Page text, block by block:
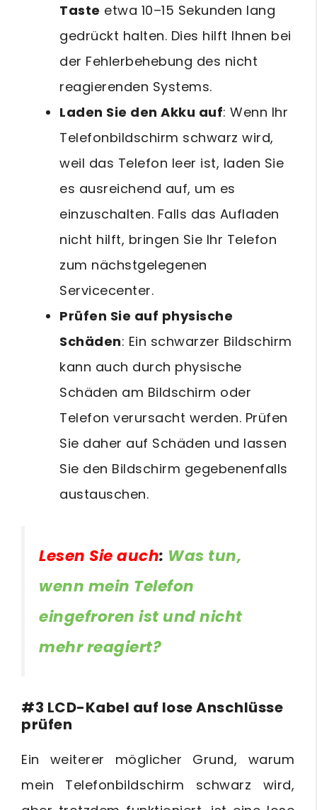
Taste etwa 10–15 Sekunden lang
gedrückt halten. Dies hilft Ihnen bei
der Fehlerbehebung des nicht
reagierenden Systems.
Laden Sie den Akku auf: Wenn Ihr
Telefonbildschirm schwarz wird,
weil das Telefon leer ist, laden Sie
es ausreichend auf, um es
einzuschalten. Falls das Aufladen
nicht hilft, bringen Sie Ihr Telefon
zum nächstgelegenen
Servicecenter.
Prüfen Sie auf physische
Schäden: Ein schwarzer Bildschirm
kann auch durch physische
Schäden am Bildschirm oder
Telefon verursacht werden. Prüfen
Sie daher auf Schäden und lassen
Sie den Bildschirm gegebenenfalls
austauschen.
Lesen Sie auch: Was tun,
wenn mein Telefon
eingefroren ist und nicht
mehr reagiert?
#3 LCD-Kabel auf lose Anschlüsse
prüfen
Ein weiterer möglicher Grund, warum
mein Telefonbildschirm schwarz wird,